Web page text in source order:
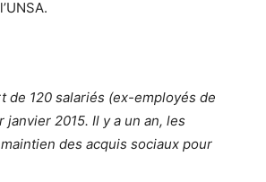
120 salariés (ex-employés de
janvier 2015. Il y a un an, les
des acquis sociaux pour